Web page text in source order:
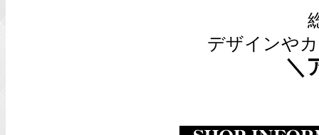
デザインや
＼